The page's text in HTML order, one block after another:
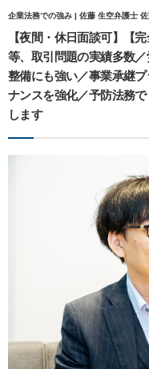
企業法務での強み | 佐藤 生空弁護士
【夜間・休日面談可】【
等、取引問題の実績多数
整備にも強い／事業承継
ナンスを強化／予防法務
します